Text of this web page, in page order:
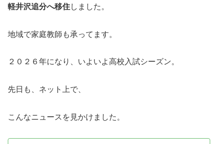
軽井沢追分へ移住しました。
地域で家庭教師も承ってます。
２０２６年になり、いよいよ高校入試シーズン。
先日も、ネット上で、
こんなニュースを見かけました。